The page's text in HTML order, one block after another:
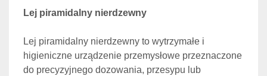
Lej piramidalny nierdzewny
Lej piramidalny nierdzewny to wytrzymałe i
higieniczne urządzenie przemysłowe przeznaczone
do precyzyjnego dozowania, przesypu lub